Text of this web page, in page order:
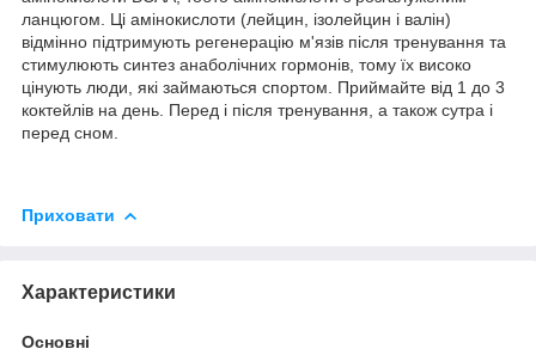
ланцюгом. Ці амінокислоти (лейцин, ізолейцин і валін)
відмінно підтримують регенерацію м'язів після тренування та
стимулюють синтез анаболічних гормонів, тому їх високо
цінують люди, які займаються спортом. Приймайте від 1 до 3
коктейлів на день. Перед і після тренування, а також сутра і
перед сном.
Приховати
Характеристики
Основні